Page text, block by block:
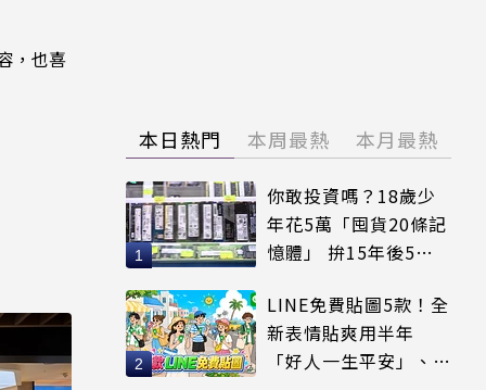
，也喜
本日熱門 本周最熱 本月最熱
你敢投資嗎？18歲少
年花5萬「囤貨20條記
憶體」 拚15年後5倍
LINE免費貼圖5款！全
新表情貼爽用半年
「好人一生平安」、